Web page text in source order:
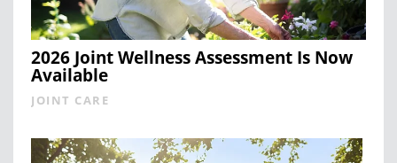
2026 Joint Wellness Assessment Is Now
Available
JOINT CARE